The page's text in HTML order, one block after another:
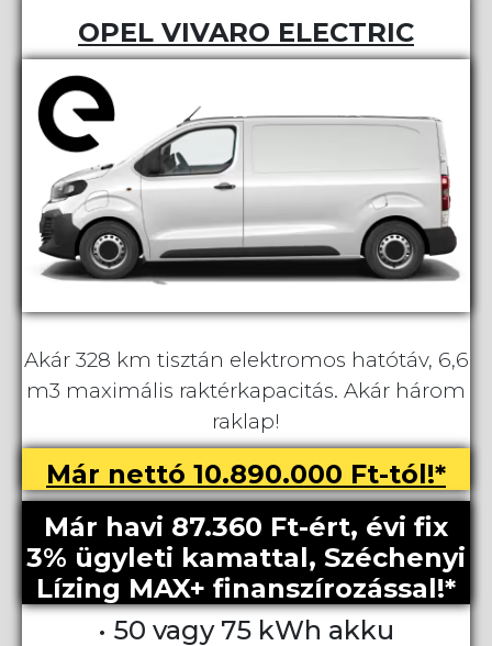
OPEL VIVARO ELECTRIC
Akár 328 km tisztán elektromos hatótáv, 6,6
m3 maximális raktérkapacitás. Akár három
raklap!
Már nettó 10.890.000 Ft-tól!*
Már havi 87.360 Ft-ért, évi fix
3% ügyleti kamattal, Széchenyi
Lízing MAX+ finanszírozással!*
• 50 vagy 75 kWh akku